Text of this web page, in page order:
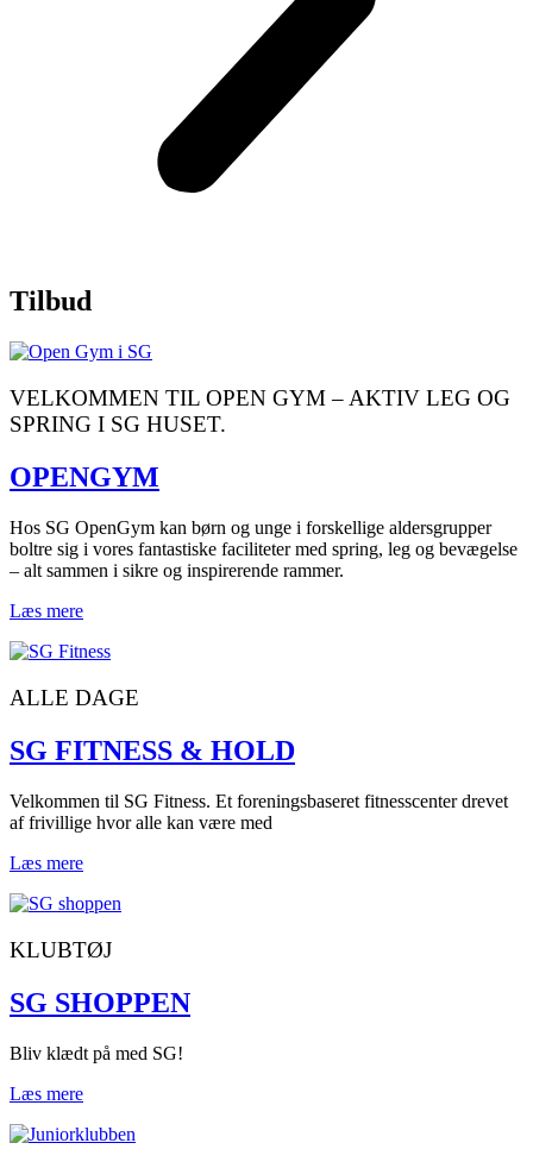
Tilbud
VELKOMMEN TIL OPEN GYM – AKTIV LEG OG
SPRING I SG HUSET.
OPENGYM
Hos SG OpenGym kan børn og unge i forskellige aldersgrupper
boltre sig i vores fantastiske faciliteter med spring, leg og bevægelse
– alt sammen i sikre og inspirerende rammer.
Læs mere
ALLE DAGE
SG FITNESS & HOLD
Velkommen til SG Fitness. Et foreningsbaseret fitnesscenter drevet
af frivillige hvor alle kan være med
Læs mere
KLUBTØJ
SG SHOPPEN
Bliv klædt på med SG!
Læs mere